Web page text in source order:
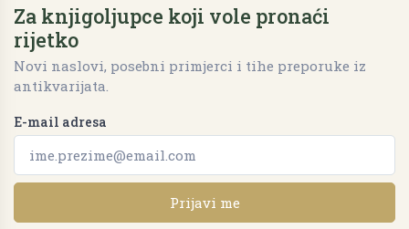
Za knjigoljupce koji vole pronaći
rijetko
Novi naslovi, posebni primjerci i tihe preporuke iz
antikvarijata.
E-mail adresa
Prijavi me